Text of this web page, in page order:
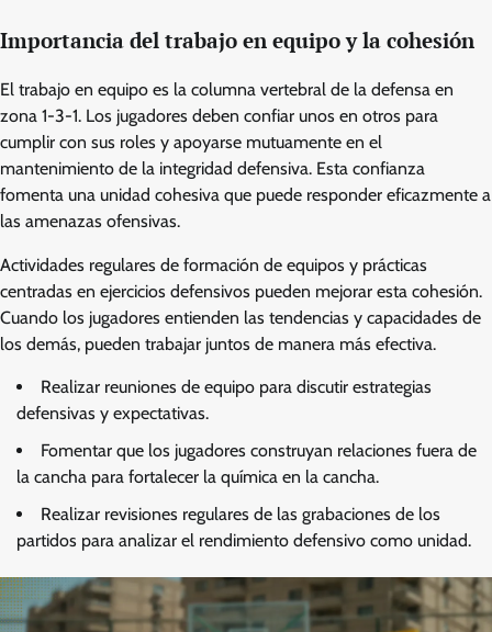
Importancia del trabajo en equipo y la cohesión
El trabajo en equipo es la columna vertebral de la defensa en
zona 1-3-1. Los jugadores deben confiar unos en otros para
cumplir con sus roles y apoyarse mutuamente en el
mantenimiento de la integridad defensiva. Esta confianza
fomenta una unidad cohesiva que puede responder eficazmente a
las amenazas ofensivas.
Actividades regulares de formación de equipos y prácticas
centradas en ejercicios defensivos pueden mejorar esta cohesión.
Cuando los jugadores entienden las tendencias y capacidades de
los demás, pueden trabajar juntos de manera más efectiva.
Realizar reuniones de equipo para discutir estrategias
defensivas y expectativas.
Fomentar que los jugadores construyan relaciones fuera de
la cancha para fortalecer la química en la cancha.
Realizar revisiones regulares de las grabaciones de los
partidos para analizar el rendimiento defensivo como unidad.